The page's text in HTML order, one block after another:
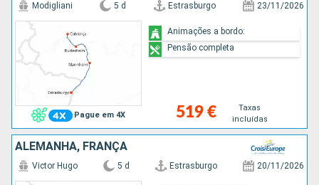
Pague em 4X
Modigliani 5 d Estrasburgo 23/11/2026
519 €
Taxas
incluídas
Animações a bordo:
Pensão completa
ALEMANHA, FRANÇA
Victor Hugo 5 d Estrasburgo 20/11/2026